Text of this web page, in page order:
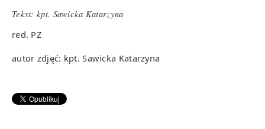
Tekst: kpt. Sawicka Katarzyna
red. PZ
autor zdjęć: kpt. Sawicka Katarzyna